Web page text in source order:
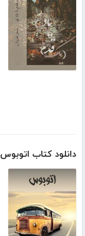
دانلود کتاب اتوبوس